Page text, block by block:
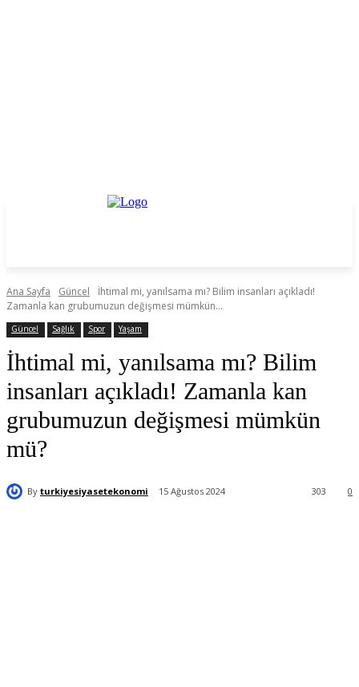
Ana Sayfa Güncel
İhtimal mi, yanılsama mı? Bilim insanları açıkladı!
Zamanla kan grubumuzun değişmesi mümkün...
Güncel Sağlık Spor Yaşam
İhtimal mi, yanılsama mı? Bilim
insanları açıkladı! Zamanla kan
grubumuzun değişmesi mümkün
mü?
By turkiyesiyasetekonomi 15 Ağustos 2024 0
303